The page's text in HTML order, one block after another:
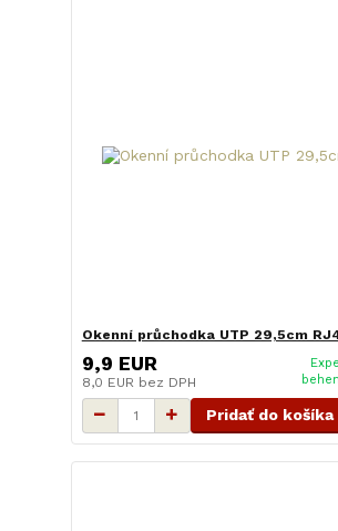
Okenní průchodka UTP 29,5cm
9,9 EUR
8,0 EUR bez DPH
Pridať do košíka